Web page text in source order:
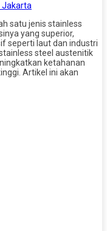
Jakarta
satu jenis stainless
yang superior,
seperti laut dan industri
steel austenitik
ketahanan
Artikel ini akan